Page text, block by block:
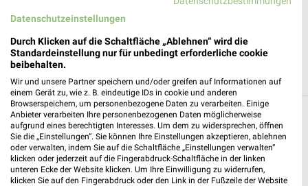
Alfred-Kowalke-Str. 3
Heute 09:00 - 19:00 Uhr | Geschlossen
7,73 km
Spielwaren Filialen in Falkenberg
Hier findest Du aktuelle Filialen und Öffnungszeiten von z.B.
Ernsting's family, rund um das Thema Spielwaren in der Nähe
von Falkenberg.
Datenschutzeinstellungen
Durch Klicken auf die Schaltfläche „Ablehnen“ wird die
Standardeinstellung nur für unbedingt erforderliche cookie
beibehalten.
Wir und unsere Partner speichern und/oder greifen auf Informationen auf
einem Gerät zu, wie z. B. eindeutige IDs in cookie und anderen
Browserspeichern, um personenbezogene Daten zu verarbeiten. Einige
Anbieter verarbeiten Ihre personenbezogenen Daten möglicherweise
aufgrund eines berechtigten Interesses. Um dem zu widersprechen, öffnen
Sie die „Einstellungen“. Sie können Ihre Einstellungen akzeptieren, ablehnen
oder verwalten, indem Sie auf die Schaltfläche „Einstellungen verwalten“
klicken oder jederzeit auf die Fingerabdruck-Schaltfläche in der linken
unteren Ecke der Website klicken. Um Ihre Einwilligung zu widerrufen,
klicken Sie auf den Fingerabdruck oder den Link in der Fußzeile der Website